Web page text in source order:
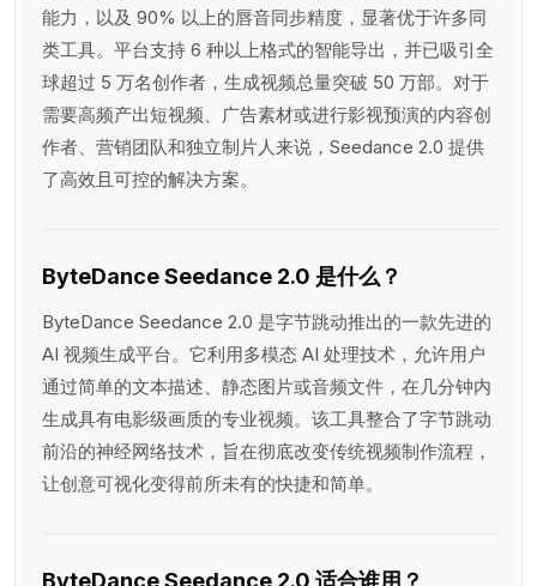
能力，以及 90% 以上的唇音同步精度，显著优于许多同
类工具。平台支持 6 种以上格式的智能导出，并已吸引全
球超过 5 万名创作者，生成视频总量突破 50 万部。对于
需要高频产出短视频、广告素材或进行影视预演的内容创
作者、营销团队和独立制片人来说，Seedance 2.0 提供
了高效且可控的解决方案。
ByteDance Seedance 2.0 是什么？
ByteDance Seedance 2.0 是字节跳动推出的一款先进的
AI 视频生成平台。它利用多模态 AI 处理技术，允许用户
通过简单的文本描述、静态图片或音频文件，在几分钟内
生成具有电影级画质的专业视频。该工具整合了字节跳动
前沿的神经网络技术，旨在彻底改变传统视频制作流程，
让创意可视化变得前所未有的快捷和简单。
ByteDance Seedance 2.0 适合谁用？